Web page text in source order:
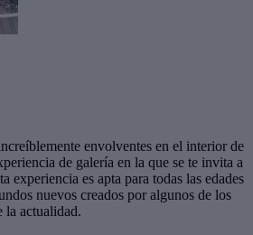
envolventes en el interior de
de galería en la que se te invita a
experiencia es apta para todas las edades
nuevos creados por algunos de los
la actualidad.